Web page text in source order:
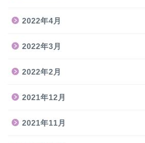
2022年4月
2022年3月
2022年2月
2021年12月
2021年11月